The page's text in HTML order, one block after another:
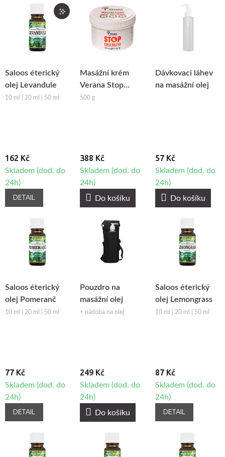
Saloos éterický
olej Levandule
10 ml | 20 ml | 50 ml
162 Kč
Skladem (dod. do
24h)
DETAIL
Masážní krém
Verana Stop
Celulitidě
500 g
388 Kč
Skladem (dod. do
24h)
Do košíku
Dávkovací láhev
na masážní olej
57 Kč
Skladem (dod. do
24h)
Do košíku
Saloos éterický
olej Pomeranč
10 ml | 20 ml | 50 ml
77 Kč
Skladem (dod. do
24h)
DETAIL
Pouzdro na
masážní olej
+ nádoba na olej
249 Kč
Skladem (dod. do
24h)
Do košíku
Saloos éterický
olej Lemongrass
10 ml | 20 ml | 50 ml
87 Kč
Skladem (dod. do
24h)
DETAIL